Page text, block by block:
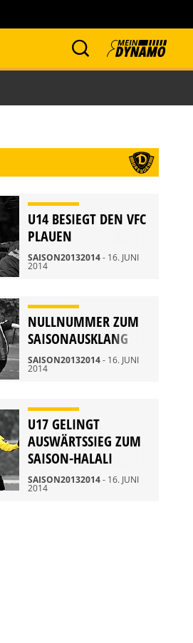
U14 BESIEGT DEN VFC
PLAUEN
SAISON20132014- 16. JUNI
2014
NULLNUMMER ZUM
SAISONAUSKLANG
SAISON20132014- 16. JUNI
2014
U17 GELINGT
AUSWÄRTSSIEG ZUM
SAISON-HALALI
SAISON20132014- 16. JUNI
2014